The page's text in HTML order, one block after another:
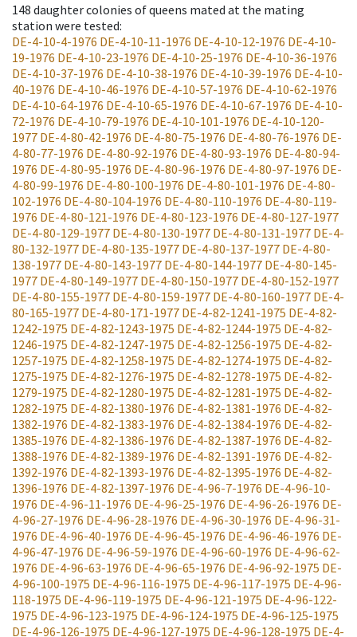
148 daughter colonies of queens mated at the mating
station were tested:
DE-4-10-4-1976 DE-4-10-11-1976 DE-4-10-12-1976 DE-4-10-
19-1976 DE-4-10-23-1976 DE-4-10-25-1976 DE-4-10-36-1976
DE-4-10-37-1976 DE-4-10-38-1976 DE-4-10-39-1976 DE-4-10-
40-1976 DE-4-10-46-1976 DE-4-10-57-1976 DE-4-10-62-1976
DE-4-10-64-1976 DE-4-10-65-1976 DE-4-10-67-1976 DE-4-10-
72-1976 DE-4-10-79-1976 DE-4-10-101-1976 DE-4-10-120-
1977 DE-4-80-42-1976 DE-4-80-75-1976 DE-4-80-76-1976 DE-
4-80-77-1976 DE-4-80-92-1976 DE-4-80-93-1976 DE-4-80-94-
1976 DE-4-80-95-1976 DE-4-80-96-1976 DE-4-80-97-1976 DE-
4-80-99-1976 DE-4-80-100-1976 DE-4-80-101-1976 DE-4-80-
102-1976 DE-4-80-104-1976 DE-4-80-110-1976 DE-4-80-119-
1976 DE-4-80-121-1976 DE-4-80-123-1976 DE-4-80-127-1977
DE-4-80-129-1977 DE-4-80-130-1977 DE-4-80-131-1977 DE-4-
80-132-1977 DE-4-80-135-1977 DE-4-80-137-1977 DE-4-80-
138-1977 DE-4-80-143-1977 DE-4-80-144-1977 DE-4-80-145-
1977 DE-4-80-149-1977 DE-4-80-150-1977 DE-4-80-152-1977
DE-4-80-155-1977 DE-4-80-159-1977 DE-4-80-160-1977 DE-4-
80-165-1977 DE-4-80-171-1977 DE-4-82-1241-1975 DE-4-82-
1242-1975 DE-4-82-1243-1975 DE-4-82-1244-1975 DE-4-82-
1246-1975 DE-4-82-1247-1975 DE-4-82-1256-1975 DE-4-82-
1257-1975 DE-4-82-1258-1975 DE-4-82-1274-1975 DE-4-82-
1275-1975 DE-4-82-1276-1975 DE-4-82-1278-1975 DE-4-82-
1279-1975 DE-4-82-1280-1975 DE-4-82-1281-1975 DE-4-82-
1282-1975 DE-4-82-1380-1976 DE-4-82-1381-1976 DE-4-82-
1382-1976 DE-4-82-1383-1976 DE-4-82-1384-1976 DE-4-82-
1385-1976 DE-4-82-1386-1976 DE-4-82-1387-1976 DE-4-82-
1388-1976 DE-4-82-1389-1976 DE-4-82-1391-1976 DE-4-82-
1392-1976 DE-4-82-1393-1976 DE-4-82-1395-1976 DE-4-82-
1396-1976 DE-4-82-1397-1976 DE-4-96-7-1976 DE-4-96-10-
1976 DE-4-96-11-1976 DE-4-96-25-1976 DE-4-96-26-1976 DE-
4-96-27-1976 DE-4-96-28-1976 DE-4-96-30-1976 DE-4-96-31-
1976 DE-4-96-40-1976 DE-4-96-45-1976 DE-4-96-46-1976 DE-
4-96-47-1976 DE-4-96-59-1976 DE-4-96-60-1976 DE-4-96-62-
1976 DE-4-96-63-1976 DE-4-96-65-1976 DE-4-96-92-1975 DE-
4-96-100-1975 DE-4-96-116-1975 DE-4-96-117-1975 DE-4-96-
118-1975 DE-4-96-119-1975 DE-4-96-121-1975 DE-4-96-122-
1975 DE-4-96-123-1975 DE-4-96-124-1975 DE-4-96-125-1975
DE-4-96-126-1975 DE-4-96-127-1975 DE-4-96-128-1975 DE-4-